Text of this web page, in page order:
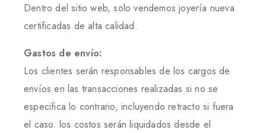
Dentro del sitio web, solo vendemos joyería nueva
certificadas de alta calidad.
Gastos de envío:
Los clientes serán responsables de los cargos de
envíos en las transacciones realizadas si no se
especifica lo contrario, incluyendo retracto si fuera
el caso. los costos serán liquidados desde el